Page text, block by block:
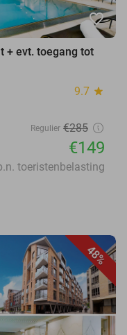
favorite_border
+ evt. toegang tot
9.7 star
Regulier €285
€149
toeristenbelasting
48%